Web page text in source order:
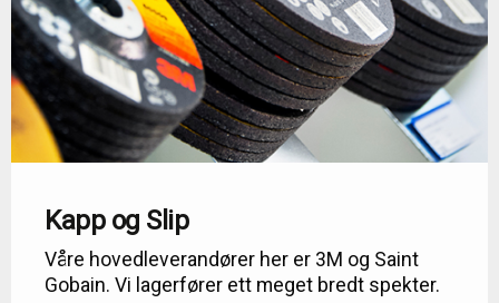
Kapp og Slip
Våre hovedleverandører her er 3M og Saint
Gobain. Vi lagerfører ett meget bredt spekter.